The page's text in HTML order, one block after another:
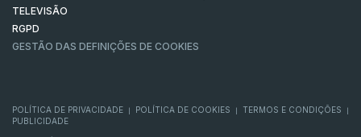
TELEVISÃO
RGPD
GESTÃO DAS DEFINIÇÕES DE COOKIES
POLÍTICA DE PRIVACIDADE POLÍTICA DE COOKIES TERMOS E CONDIÇÕES
PUBLICIDADE